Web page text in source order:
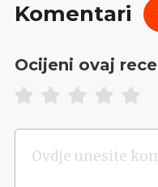
Komentari
Ocijeni ovaj